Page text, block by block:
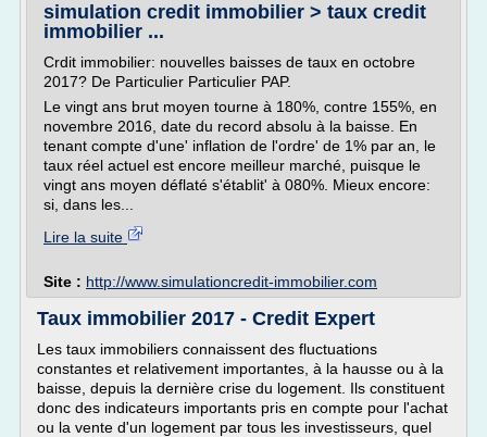
simulation credit immobilier > taux credit
immobilier ...
Crdit immobilier: nouvelles baisses de taux en octobre
2017? De Particulier Particulier PAP.
Le vingt ans brut moyen tourne à 180%, contre 155%, en
novembre 2016, date du record absolu à la baisse. En
tenant compte d'une' inflation de l'ordre' de 1% par an, le
taux réel actuel est encore meilleur marché, puisque le
vingt ans moyen déflaté s'établit' à 080%. Mieux encore:
si, dans les...
Lire la suite
Site : http://www.simulationcredit-immobilier.com
Taux immobilier 2017 - Credit Expert
Les taux immobiliers connaissent des fluctuations
constantes et relativement importantes, à la hausse ou à la
baisse, depuis la dernière crise du logement. Ils constituent
donc des indicateurs importants pris en compte pour l'achat
ou la vente d'un logement par tous les investisseurs, quel